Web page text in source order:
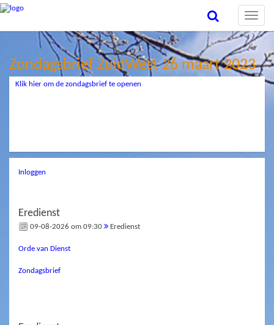
Toggle
Zondagsbrief ZuidWest 26 maart 2023
Klik hier om de zondagsbrief te openen
Inloggen
Eredienst
09-08-2026 om 09:30 Eredienst
Orde van Dienst
Zondagsbrief